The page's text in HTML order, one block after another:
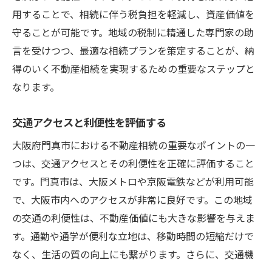
用することで、相続に伴う税負担を軽減し、資産価値を
守ることが可能です。地域の税制に精通した専門家の助
言を受けつつ、最適な相続プランを策定することが、納
得のいく不動産相続を実現するための重要なステップと
なります。
交通アクセスと利便性を評価する
大阪府門真市における不動産相続の重要なポイントの一
つは、交通アクセスとその利便性を正確に評価すること
です。門真市は、大阪メトロや京阪電鉄などが利用可能
で、大阪市内へのアクセスが非常に良好です。この地域
の交通の利便性は、不動産価値にも大きな影響を与えま
す。通勤や通学が便利な立地は、移動時間の短縮だけで
なく、生活の質の向上にも繋がります。さらに、交通機